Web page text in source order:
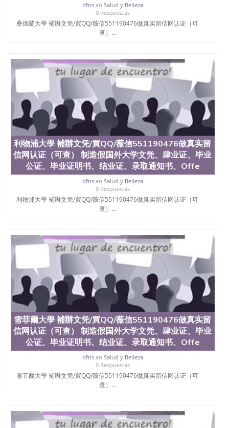
dfnsen Salud y Belleza
0 Respuestas
桑德蘭大學 補辦文凭/買QQ/薇信551190476做真实留信网认证（可
查）...
利物浦大學 補辦文凭/買QQ/薇信551190476做真实留
信网认证（可查） 制造假国外大学文凭、肆业证、毕业
公证、毕业证明书、结业证、录取通知书、Offe
dfnsen Salud y Belleza
0 Respuestas
利物浦大學 補辦文凭/買QQ/薇信551190476做真实留信网认证（可
查）...
雪菲爾大學 補辦文凭/買QQ/薇信551190476做真实留
信网认证（可查） 制造假国外大学文凭、肆业证、毕业
公证、毕业证明书、结业证、录取通知书、Offe
dfnsen Salud y Belleza
0 Respuestas
雪菲爾大學 補辦文凭/買QQ/薇信551190476做真实留信网认证（可
查）...